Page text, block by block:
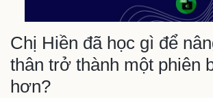
Chị Hiền đã học gì để
thân trở thành một phiên
hơn?